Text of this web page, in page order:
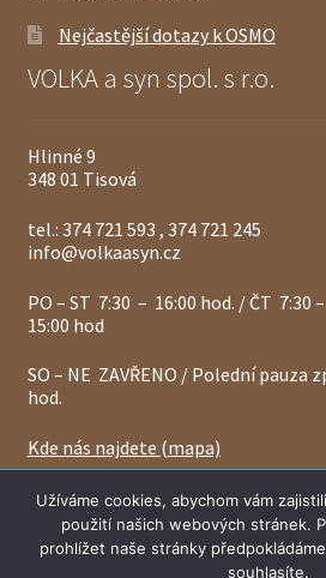
Vážení zákazníci, ceny a
denně měnit, proto vás žádáme -
platnou cenu a skladové zásoby u
Nejčastější dotazy k OSMO
VOLKA a syn spol. s r.o.
Hlinné 9
348 01 Tisová
tel.: 374 721 593 , 374 721 245
info@volkaasyn.cz
PO – ST 7:30 – 16:00 hod. / ČT 7:30
15:00 hod
SO – NE ZAVŘENO / Polední pauza
hod.
Kde nás najdete (mapa)
© 2024 Volkaasyn.cz
Užíváme cookies, abychom vám
použití našich webových stránek.
prohlížet naše stránky
souhlasíte.